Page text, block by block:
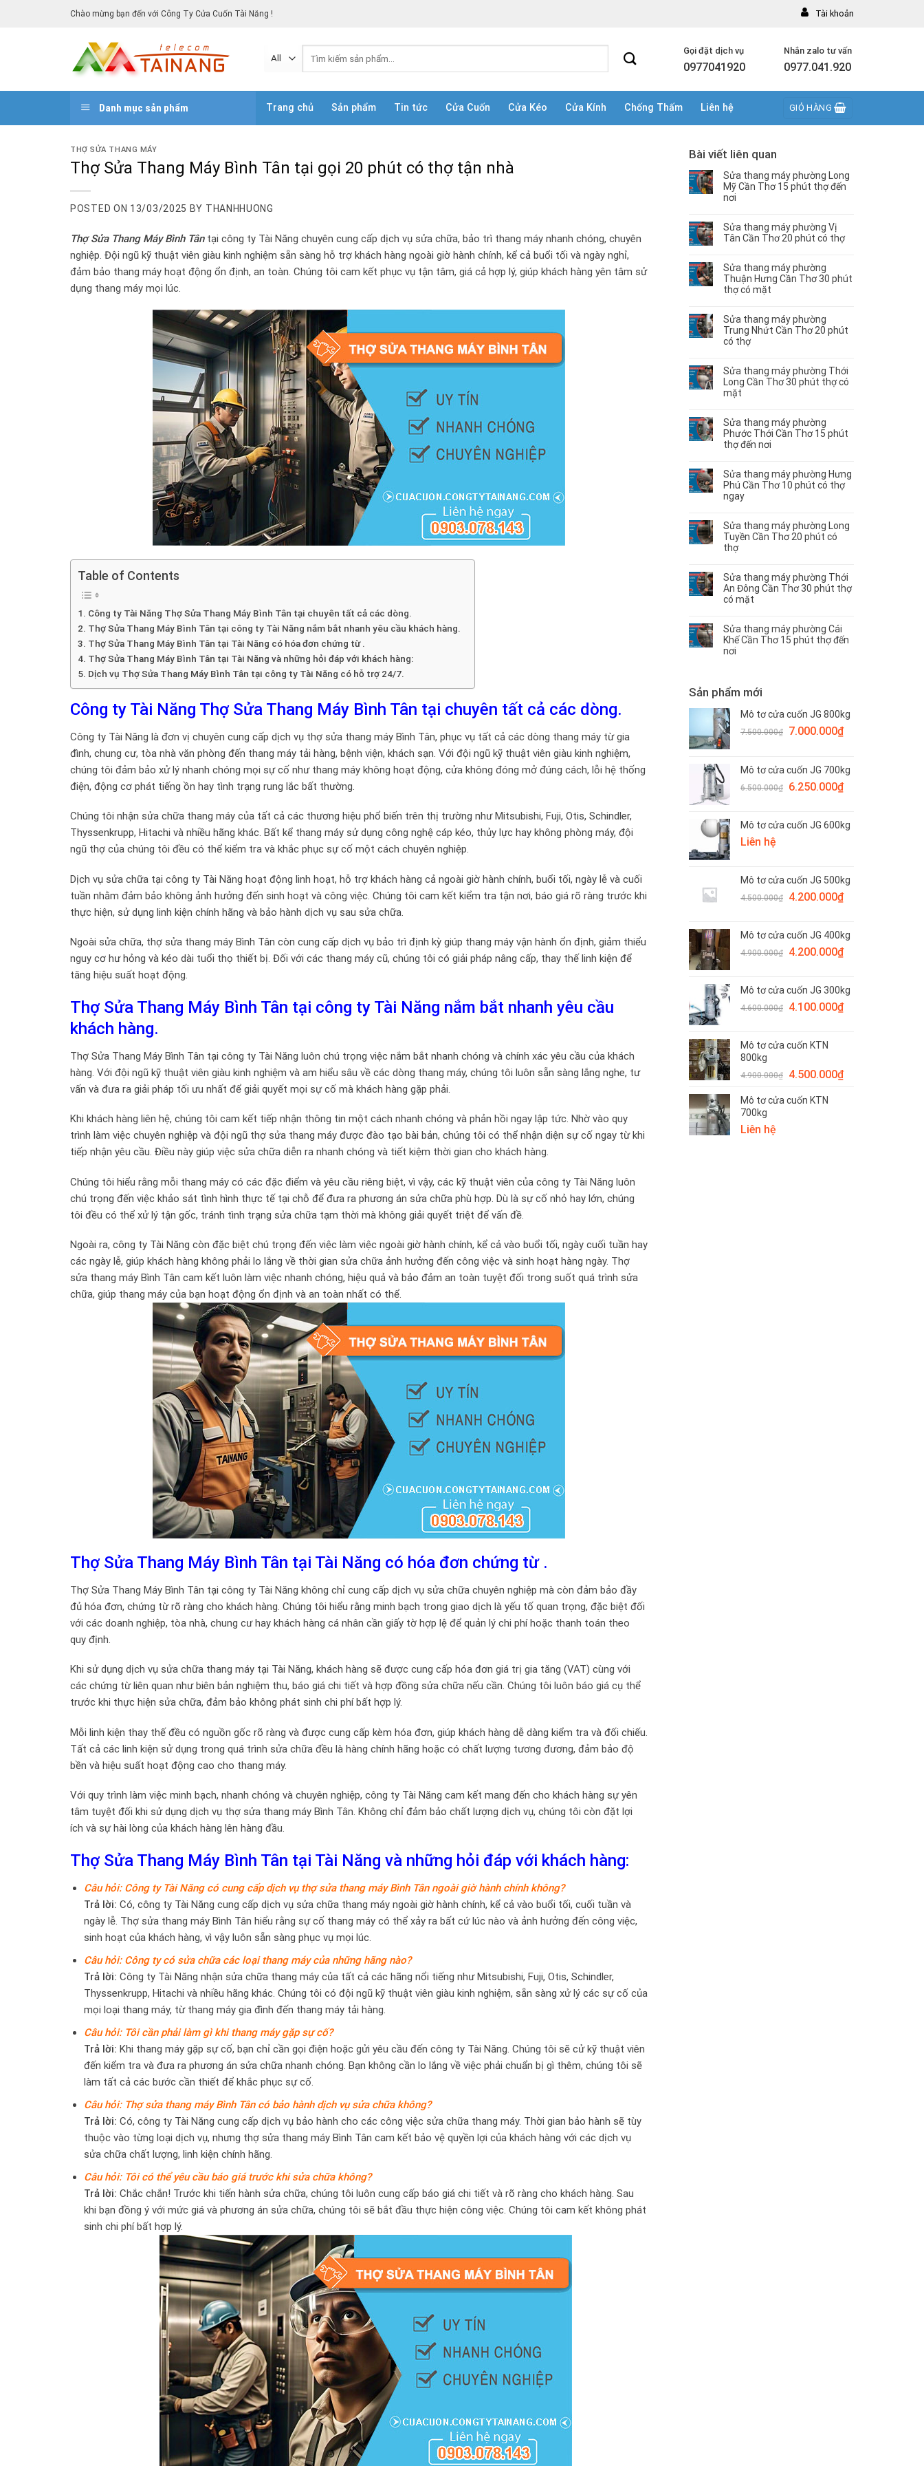
Chào mừng bạn đến với Công Ty Cửa Cuốn Tài Năng ! Tài khoản
Gọi đặt dịch vụ
0977041920
Nhắn zalo tư vấn
0977.041.920
Danh mục sản phẩm Trang chủ Sản phẩm Tin tức Cửa Cuốn Cửa Kéo Cửa Kính Chống Thấm Liên hệ GIỎ HÀNG
THỢ SỬA THANG MÁY
Thợ Sửa Thang Máy Bình Tân tại gọi 20 phút có thợ tận nhà
POSTED ON 13/03/2025 BY THANHHUONG
Thợ Sửa Thang Máy Bình Tântại công ty Tài Năng chuyên cung cấp dịch vụ sửa chữa, bảo trì thang máy nhanh chóng, chuyên
nghiệp. Đội ngũ kỹ thuật viên giàu kinh nghiệm sẵn sàng hỗ trợ khách hàng ngoài giờ hành chính, kể cả buổi tối và ngày nghỉ,
đảm bảo thang máy hoạt động ổn định, an toàn. Chúng tôi cam kết phục vụ tận tâm, giá cả hợp lý, giúp khách hàng yên tâm sử
dụng thang máy mọi lúc.
Table of Contents
Công ty Tài Năng Thợ Sửa Thang Máy Bình Tân tại chuyên tất cả các dòng.
Thợ Sửa Thang Máy Bình Tân tại công ty Tài Năng nắm bắt nhanh yêu cầu khách hàng.
Thợ Sửa Thang Máy Bình Tân tại Tài Năng có hóa đơn chứng từ .
Thợ Sửa Thang Máy Bình Tân tại Tài Năng và những hỏi đáp với khách hàng:
Dịch vụ Thợ Sửa Thang Máy Bình Tân tại công ty Tài Năng có hỗ trợ 24/7.
Công ty Tài Năng Thợ Sửa Thang Máy Bình Tân tại chuyên tất cả các dòng.
Công ty Tài Năng là đơn vị chuyên cung cấp dịch vụ thợ sửa thang máy Bình Tân, phục vụ tất cả các dòng thang máy từ gia
đình, chung cư, tòa nhà văn phòng đến thang máy tải hàng, bệnh viện, khách sạn. Với đội ngũ kỹ thuật viên giàu kinh nghiệm,
chúng tôi đảm bảo xử lý nhanh chóng mọi sự cố như thang máy không hoạt động, cửa không đóng mở đúng cách, lỗi hệ thống
điện, động cơ phát tiếng ồn hay tình trạng rung lắc bất thường.
Chúng tôi nhận sửa chữa thang máy của tất cả các thương hiệu phổ biến trên thị trường như Mitsubishi, Fuji, Otis, Schindler,
Thyssenkrupp, Hitachi và nhiều hãng khác. Bất kể thang máy sử dụng công nghệ cáp kéo, thủy lực hay không phòng máy, đội
ngũ thợ của chúng tôi đều có thể kiểm tra và khắc phục sự cố một cách chuyên nghiệp.
Dịch vụ sửa chữa tại công ty Tài Năng hoạt động linh hoạt, hỗ trợ khách hàng cả ngoài giờ hành chính, buổi tối, ngày lễ và cuối
tuần nhằm đảm bảo không ảnh hưởng đến sinh hoạt và công việc. Chúng tôi cam kết kiểm tra tận nơi, báo giá rõ ràng trước khi
thực hiện, sử dụng linh kiện chính hãng và bảo hành dịch vụ sau sửa chữa.
Ngoài sửa chữa, thợ sửa thang máy Bình Tân còn cung cấp dịch vụ bảo trì định kỳ giúp thang máy vận hành ổn định, giảm thiểu
nguy cơ hư hỏng và kéo dài tuổi thọ thiết bị. Đối với các thang máy cũ, chúng tôi có giải pháp nâng cấp, thay thế linh kiện để
tăng hiệu suất hoạt động.
Thợ Sửa Thang Máy Bình Tân tại công ty Tài Năng nắm bắt nhanh yêu cầu
khách hàng.
Thợ Sửa Thang Máy Bình Tân tại công ty Tài Năng luôn chú trọng việc nắm bắt nhanh chóng và chính xác yêu cầu của khách
hàng. Với đội ngũ kỹ thuật viên giàu kinh nghiệm và am hiểu sâu về các dòng thang máy, chúng tôi luôn sẵn sàng lắng nghe, tư
vấn và đưa ra giải pháp tối ưu nhất để giải quyết mọi sự cố mà khách hàng gặp phải.
Khi khách hàng liên hệ, chúng tôi cam kết tiếp nhận thông tin một cách nhanh chóng và phản hồi ngay lập tức. Nhờ vào quy
trình làm việc chuyên nghiệp và đội ngũ thợ sửa thang máy được đào tạo bài bản, chúng tôi có thể nhận diện sự cố ngay từ khi
tiếp nhận yêu cầu. Điều này giúp việc sửa chữa diễn ra nhanh chóng và tiết kiệm thời gian cho khách hàng.
Chúng tôi hiểu rằng mỗi thang máy có các đặc điểm và yêu cầu riêng biệt, vì vậy, các kỹ thuật viên của công ty Tài Năng luôn
chú trọng đến việc khảo sát tình hình thực tế tại chỗ để đưa ra phương án sửa chữa phù hợp. Dù là sự cố nhỏ hay lớn, chúng
tôi đều có thể xử lý tận gốc, tránh tình trạng sửa chữa tạm thời mà không giải quyết triệt để vấn đề.
Ngoài ra, công ty Tài Năng còn đặc biệt chú trọng đến việc làm việc ngoài giờ hành chính, kể cả vào buổi tối, ngày cuối tuần hay
các ngày lễ, giúp khách hàng không phải lo lắng về thời gian sửa chữa ảnh hưởng đến công việc và sinh hoạt hàng ngày. Thợ
sửa thang máy Bình Tân cam kết luôn làm việc nhanh chóng, hiệu quả và bảo đảm an toàn tuyệt đối trong suốt quá trình sửa
chữa, giúp thang máy của bạn hoạt động ổn định và an toàn nhất có thể.
Thợ Sửa Thang Máy Bình Tân tại Tài Năng có hóa đơn chứng từ .
Thợ Sửa Thang Máy Bình Tân tại công ty Tài Năng không chỉ cung cấp dịch vụ sửa chữa chuyên nghiệp mà còn đảm bảo đầy
đủ hóa đơn, chứng từ rõ ràng cho khách hàng. Chúng tôi hiểu rằng minh bạch trong giao dịch là yếu tố quan trọng, đặc biệt đối
với các doanh nghiệp, tòa nhà, chung cư hay khách hàng cá nhân cần giấy tờ hợp lệ để quản lý chi phí hoặc thanh toán theo
quy định.
Khi sử dụng dịch vụ sửa chữa thang máy tại Tài Năng, khách hàng sẽ được cung cấp hóa đơn giá trị gia tăng (VAT) cùng với
các chứng từ liên quan như biên bản nghiệm thu, báo giá chi tiết và hợp đồng sửa chữa nếu cần. Chúng tôi luôn báo giá cụ thể
trước khi thực hiện sửa chữa, đảm bảo không phát sinh chi phí bất hợp lý.
Mỗi linh kiện thay thế đều có nguồn gốc rõ ràng và được cung cấp kèm hóa đơn, giúp khách hàng dễ dàng kiểm tra và đối chiếu.
Tất cả các linh kiện sử dụng trong quá trình sửa chữa đều là hàng chính hãng hoặc có chất lượng tương đương, đảm bảo độ
bền và hiệu suất hoạt động cao cho thang máy.
Với quy trình làm việc minh bạch, nhanh chóng và chuyên nghiệp, công ty Tài Năng cam kết mang đến cho khách hàng sự yên
tâm tuyệt đối khi sử dụng dịch vụ thợ sửa thang máy Bình Tân. Không chỉ đảm bảo chất lượng dịch vụ, chúng tôi còn đặt lợi
ích và sự hài lòng của khách hàng lên hàng đầu.
Thợ Sửa Thang Máy Bình Tân tại Tài Năng và những hỏi đáp với khách hàng:
Câu hỏi: Công ty Tài Năng có cung cấp dịch vụ thợ sửa thang máy Bình Tân ngoài giờ hành chính không?
Trả lời: Có, công ty Tài Năng cung cấp dịch vụ sửa chữa thang máy ngoài giờ hành chính, kể cả vào buổi tối, cuối tuần và
ngày lễ. Thợ sửa thang máy Bình Tân hiểu rằng sự cố thang máy có thể xảy ra bất cứ lúc nào và ảnh hưởng đến công việc,
sinh hoạt của khách hàng, vì vậy luôn sẵn sàng phục vụ mọi lúc.
Câu hỏi: Công ty có sửa chữa các loại thang máy của những hãng nào?
Trả lời: Công ty Tài Năng nhận sửa chữa thang máy của tất cả các hãng nổi tiếng như Mitsubishi, Fuji, Otis, Schindler,
Thyssenkrupp, Hitachi và nhiều hãng khác. Chúng tôi có đội ngũ kỹ thuật viên giàu kinh nghiệm, sẵn sàng xử lý các sự cố của
mọi loại thang máy, từ thang máy gia đình đến thang máy tải hàng.
Câu hỏi: Tôi cần phải làm gì khi thang máy gặp sự cố?
Trả lời: Khi thang máy gặp sự cố, bạn chỉ cần gọi điện hoặc gửi yêu cầu đến công ty Tài Năng. Chúng tôi sẽ cử kỹ thuật viên
đến kiểm tra và đưa ra phương án sửa chữa nhanh chóng. Bạn không cần lo lắng về việc phải chuẩn bị gì thêm, chúng tôi sẽ
làm tất cả các bước cần thiết để khắc phục sự cố.
Câu hỏi: Thợ sửa thang máy Bình Tân có bảo hành dịch vụ sửa chữa không?
Trả lời: Có, công ty Tài Năng cung cấp dịch vụ bảo hành cho các công việc sửa chữa thang máy. Thời gian bảo hành sẽ tùy
thuộc vào từng loại dịch vụ, nhưng thợ sửa thang máy Bình Tân cam kết bảo vệ quyền lợi của khách hàng với các dịch vụ
sửa chữa chất lượng, linh kiện chính hãng.
Câu hỏi: Tôi có thể yêu cầu báo giá trước khi sửa chữa không?
Trả lời: Chắc chắn! Trước khi tiến hành sửa chữa, chúng tôi luôn cung cấp báo giá chi tiết và rõ ràng cho khách hàng. Sau
khi bạn đồng ý với mức giá và phương án sửa chữa, chúng tôi sẽ bắt đầu thực hiện công việc. Chúng tôi cam kết không phát
sinh chi phí bất hợp lý.
Bài viết liên quan
Sửa thang máy phường Long
Mỹ Cần Thơ 15 phút thợ đến
nơi
Sửa thang máy phường Vị
Tân Cần Thơ 20 phút có thợ
Sửa thang máy phường
Thuận Hưng Cần Thơ 30 phút
thợ có mặt
Sửa thang máy phường
Trung Nhứt Cần Thơ 20 phút
có thợ
Sửa thang máy phường Thới
Long Cần Thơ 30 phút thợ có
mặt
Sửa thang máy phường
Phước Thới Cần Thơ 15 phút
thợ đến nơi
Sửa thang máy phường Hưng
Phú Cần Thơ 10 phút có thợ
ngay
Sửa thang máy phường Long
Tuyền Cần Thơ 20 phút có
thợ
Sửa thang máy phường Thới
An Đông Cần Thơ 30 phút thợ
có mặt
Sửa thang máy phường Cái
Khế Cần Thơ 15 phút thợ đến
nơi
Sản phẩm mới
Mô tơ cửa cuốn JG 800kg
7.500.000₫
Giá
7.500.000₫.
7.000.000₫Giá
là:
7.000.000₫.
Mô tơ cửa cuốn JG 700kg
6.500.000₫
Giá
6.500.000₫.
6.250.000₫Giá
là:
Mô tơ cửa cuốn JG 600kg
Liên hệ
Mô tơ cửa cuốn JG 500kg
4.500.000₫
Giá
4.500.000₫.
4.200.000₫Giá
là:
4.200.000₫.
Mô tơ cửa cuốn JG 400kg
4.900.000₫
Giá
4.900.000₫.
4.200.000₫Giá
là:
4.200.000₫.
Mô tơ cửa cuốn JG 300kg
4.600.000₫
Giá
4.600.000₫.
4.100.000₫Giá
Mô tơ cửa cuốn KTN
800kg
4.900.000₫
Giá
là:
4.500.000₫Giá
Mô tơ cửa cuốn KTN
700kg
Liên hệ